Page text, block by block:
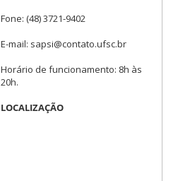
Fone: (48) 3721-9402
E-mail: sapsi@contato.ufsc.br
Horário de funcionamento: 8h às
20h.
LOCALIZAÇÃO